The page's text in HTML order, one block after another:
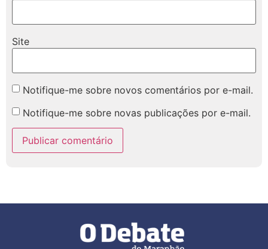
Site
Notifique-me sobre novos comentários por e-mail.
Notifique-me sobre novas publicações por e-mail.